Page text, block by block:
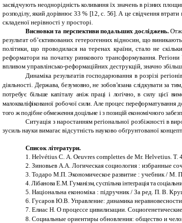
засвідчують неоднорідність коливання їх значень в різних
розподілу, який дорівнює 33 % [12, с. 56]. А це свідчення втрати
складеної нерівності у просторі.
Висновки та перспективи подальших досліджень.
результат об’єктивованих гетерогенних відносин, що
політики, що проводилася на теренах країни, стало не
реформатори на початку ринкового трансформування.
впливом управлінсько-реформаційних деструкцій, значно
Динаміка результатів господарювання в розрізі
діяльності. Держава, безумовно, не зобов’язана слідкувати за
потребує більше капіталу аніж праці і логічно, в силу цієї
малокваліфікованої робочої сили. Але процес переформатування
того ж подібне обмеження доцільне і з позицій економічного
Ситуація з наростанням регіональної розбіжності в
зусиль науки вимагає відсутність науково обґрунтованої
Список літератури.
1.
HelvétiusС А .Oeuvres complettes de Mr. Helvetius.
2. Зиновьев А.А. Логическая социология : избранные
3. Тодаро М.П. Экономическое развитие : учебник /
4. Лібанова Е.М. Гуманізм, суспільна інтеграція та
5. Національна економіка : підручник / За ред. П. В.
6 . Гусаров Ю.В. Управление: динамика
7. Елиас Н. О процессе цивилизации.
8.Социальные ориентиры обновления: общество и